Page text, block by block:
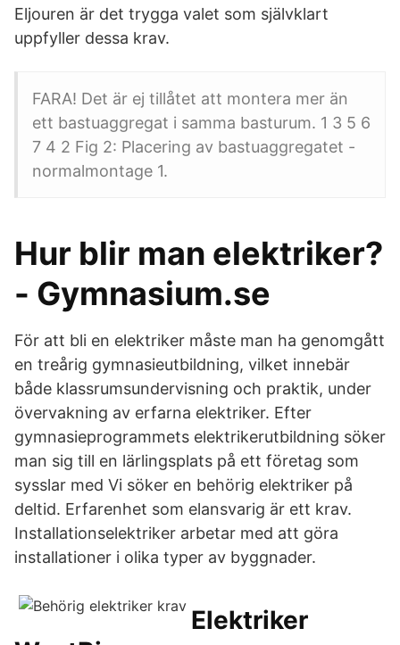
Eljouren är det trygga valet som självklart
uppfyller dessa krav.
FARA! Det är ej tillåtet att montera mer än
ett bastuaggregat i samma basturum. 1 3 5 6
7 4 2 Fig 2: Placering av bastuaggregatet -
normalmontage 1.
Hur blir man elektriker?
- Gymnasium.se
För att bli en elektriker måste man ha genomgått
en treårig gymnasieutbildning, vilket innebär
både klassrumsundervisning och praktik, under
övervakning av erfarna elektriker. Efter
gymnasieprogrammets elektrikerutbildning söker
man sig till en lärlingsplats på ett företag som
sysslar med Vi söker en behörig elektriker på
deltid. Erfarenhet som elansvarig är ett krav.
Installationselektriker arbetar med att göra
installationer i olika typer av byggnader.
Elektriker